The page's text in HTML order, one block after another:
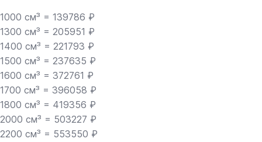
1000 см³ = 139786 ₽
1300 см³ = 205951 ₽
1400 см³ = 221793 ₽
1500 см³ = 237635 ₽
1600 см³ = 372761 ₽
1700 см³ = 396058 ₽
1800 см³ = 419356 ₽
2000 см³ = 503227 ₽
2200 см³ = 553550 ₽